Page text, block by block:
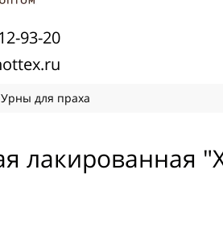
93-20
Урны для праха
лакированная